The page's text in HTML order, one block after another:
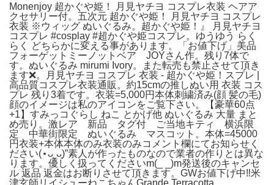
Monenjoy 超かぐや姫！ 月見ヤチヨ コスプレ衣装 ヘアア
クセサリー付。五次元 超かぐや姫！ 月見ヤチヨ コスプレ
衣装 ※ウィッグ ぬいぐるみ。超かぐや姫！』 月見ヤチヨ
コスプレ #cosplay #超かぐや姫コスプレ。ゆうゆう らく
らく どちらかに変える事があります。「お値下げ」美品
フォーゲットミーノットベア JOYさん作。残り7体で
す。ぬいぐるみ mirumi Ivory。また転売も禁止させて頂き
ます❌。月見ヤチヨ コスプレ 衣装 - 超かぐや姫！スプレ |
高品質コスプレ衣装通販。約15cmの推しぬい用 衣装 コス
プレ 残り3着です。衣装=5,000円本体刺繍済み(顔 髪の毛)
顔のイメージは私のアイコンをご覧下さい。【豪華60点
+1】すみっコぐらし ねこ とかげ他 ぬいぐるみ 大量 まと
め売り。激レア 新品 タグ付 ご当地キティ 横浜限
定 中華街限定 ぬいぐるみ マスコット。本体=45000
円衣装+本体本体のみ衣装のみコメント欄にてお知らせく
ださい(⋆ᴗ͈ˬᴗ͈)”素人が作ったものなので業者の作りとは異な
ります。優しく扱ってくださいm(_ _)m発送後のキャンセ
ル 返品 返金はお断りさせて頂きます。GWお値下げ中‼️米
津玄師リイシューねこちゃんGrande Terracotta